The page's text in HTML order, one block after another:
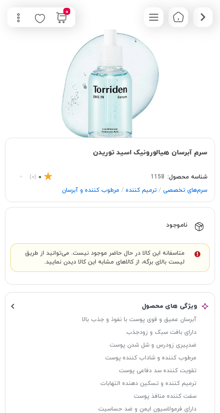
0
سرم آبرسان هیالورونیک اسید توریدن
شناسه محصول: 1158
0
(0)
سرم‌های تخصصی / ترمیم کننده / مرطوب کننده و آبرسان
ناموجود
متاسفانه این کالا در حال حاضر موجود نیست. می‌توانید از طریق
لیست بالای برگه، از کالاهای مشابه این کالا دیدن نمایید.
ویژگی های محصول
آبرسان عمیق و قوی پوست با نفوذ و جذب بالا
دارای بافت سبک و زودجذب
ضدپیری زودرس و شل شدن پوست
مرطوب کننده و شاداب کننده پوست
تقویت کننده سد دفاعی پوست
ترمیم کننده و تسکین دهنده التهابات
سفت کننده منافذ پوست
دارای فرمولاسیون ایمن و ضد حساسیت